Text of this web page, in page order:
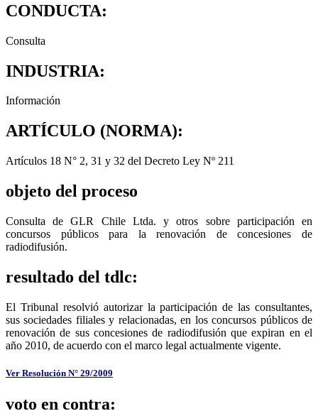
CONDUCTA:
Consulta
INDUSTRIA:
Información
ARTÍCULO (NORMA):
Artículos 18 N° 2, 31 y 32 del Decreto Ley Nº 211
objeto del proceso
Consulta de GLR Chile Ltda. y otros sobre participación en
concursos públicos para la renovación de concesiones de
radiodifusión.
resultado del tdlc:
El Tribunal resolvió autorizar la participación de las consultantes,
sus sociedades filiales y relacionadas, en los concursos públicos de
renovación de sus concesiones de radiodifusión que expiran en el
año 2010, de acuerdo con el marco legal actualmente vigente.
Ver Resolución N° 29/2009
voto en contra: